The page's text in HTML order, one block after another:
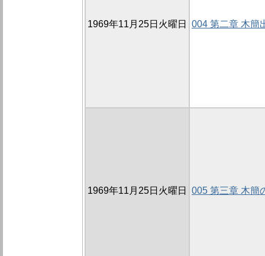
1969年11月25日火曜日 004 第二章 木簡
1969年11月25日火曜日 005 第三章 木簡